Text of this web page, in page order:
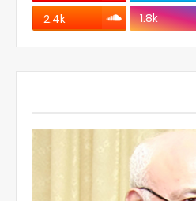
1.8k
2.4k